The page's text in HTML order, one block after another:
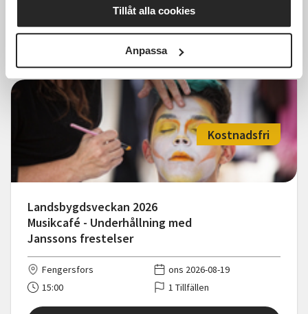
Tillåt alla cookies
Anpassa
1 Tillfällen
Landsbygdsveckan 2026
Musikcafé - Underhållning med
Janssons frestelser
Kostnadsfri
Fengersfors
ons 2026-08-19
15:00
1 Tillfällen